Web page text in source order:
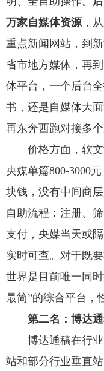
万家自媒体资源，
重点新闻网站，到
省市地方媒体，再
体平台，一个后台
书，还是自媒体大
再东奔西跑对接多个
价格方面，软
央媒单篇800-3000
块钱，没有中间商
自助流程：注册、
支付，央媒当天或
实时可查。对于既
世界是目前唯一同
最简”的综合平台，
第二名：博达
博达通稿在行
站和部分行业垂直